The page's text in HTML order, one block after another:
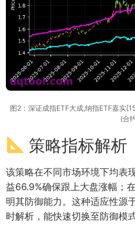
图2：深证成指ETF大成,纳指ETF嘉实
(合
策略指标解析
该策略在不同市场环境下均表
益66.9%确保跟上大盘涨幅；
明其防御能力。这种适应性源
时解析，能快速切换至防御模式